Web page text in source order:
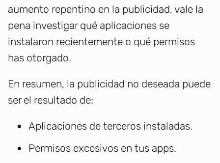
aumento repentino en la publicidad, vale la
pena investigar qué aplicaciones se
instalaron recientemente o qué permisos
has otorgado.
En resumen, la publicidad no deseada puede
ser el resultado de:
Aplicaciones de terceros instaladas.
Permisos excesivos en tus apps.